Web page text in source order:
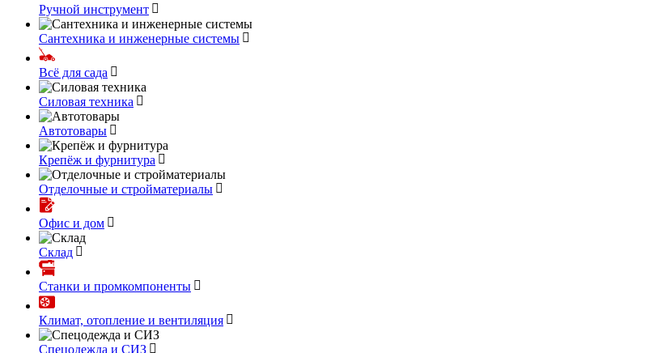
Ручной инструмент
Сантехника и инженерные системы
Всё для сада
Силовая техника
Автотовары
Крепёж и фурнитура
Отделочные и стройматериалы
Офис и дом
Склад
Станки и промкомпоненты
Климат, отопление и вентиляция
Спецодежда и СИЗ